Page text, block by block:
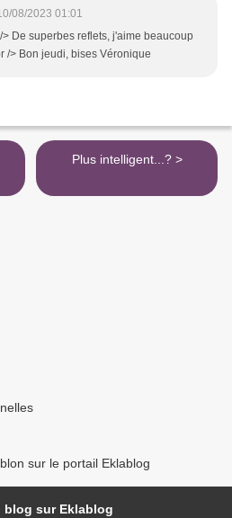
08/2023 01:01
De superbes reflets, j'aime beaucoup
/> Bon jeudi, bises Véronique
Plus intelligent...? >
sur le portail Eklablog
blog sur Eklablog